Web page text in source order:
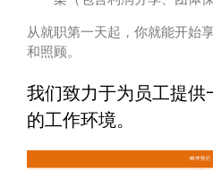
从就职第一天起，你就能开始
和照顾。
我们致力于为员工提
的工作环境。